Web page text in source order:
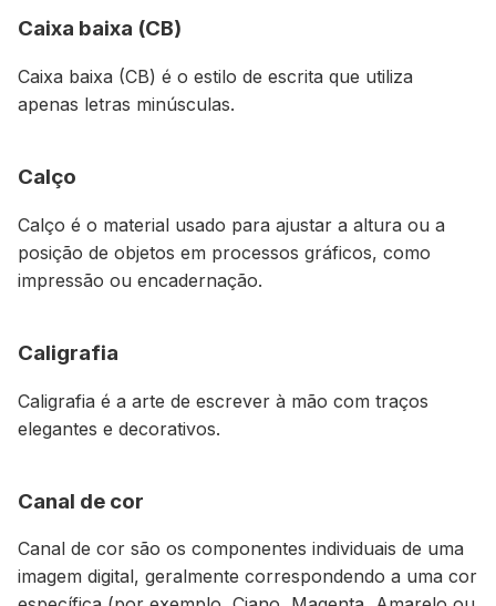
Caixa baixa (CB)
Caixa baixa (CB) é o estilo de escrita que utiliza
apenas letras minúsculas.
Calço
Calço é o material usado para ajustar a altura ou a
posição de objetos em processos gráficos, como
impressão ou encadernação.
Caligrafia
Caligrafia é a arte de escrever à mão com traços
elegantes e decorativos.
Canal de cor
Canal de cor são os componentes individuais de uma
imagem digital, geralmente correspondendo a uma cor